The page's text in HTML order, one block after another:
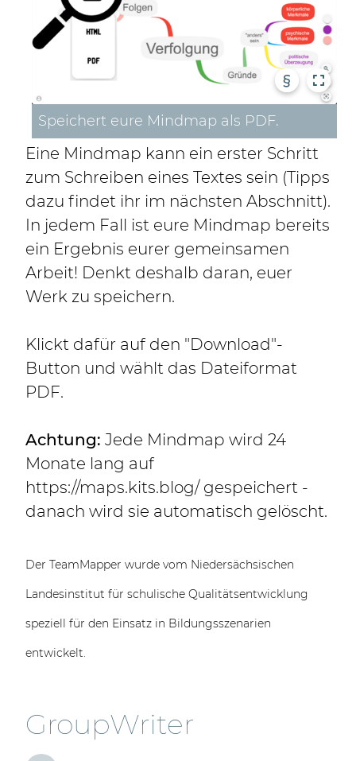
§
Speichert eure Mindmap als PDF.
Eine Mindmap kann ein erster Schritt
zum Schreiben eines Textes sein (Tipps
dazu findet ihr im nächsten Abschnitt).
In jedem Fall ist eure Mindmap bereits
ein Ergebnis eurer gemeinsamen
Arbeit! Denkt deshalb daran, euer
Werk zu speichern.
Klickt dafür auf den "Download"-
Button und wählt das Dateiformat
PDF.
Achtung: Jede Mindmap wird 24
Monate lang auf
https://maps.kits.blog/ gespeichert -
danach wird sie automatisch gelöscht.
Der TeamMapper wurde vom Niedersächsischen
Landesinstitut für schulische Qualitätsentwicklung
speziell für den Einsatz in Bildungsszenarien
entwickelt.
GroupWriter